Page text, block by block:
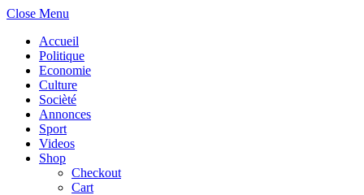
Close Menu
Accueil
Politique
Economie
Culture
Socièté
Annonces
Sport
Videos
Shop
Checkout
Cart